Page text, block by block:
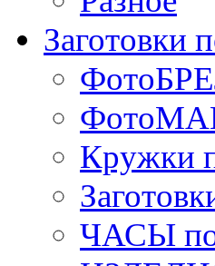
Кружки
ЧАСЫ